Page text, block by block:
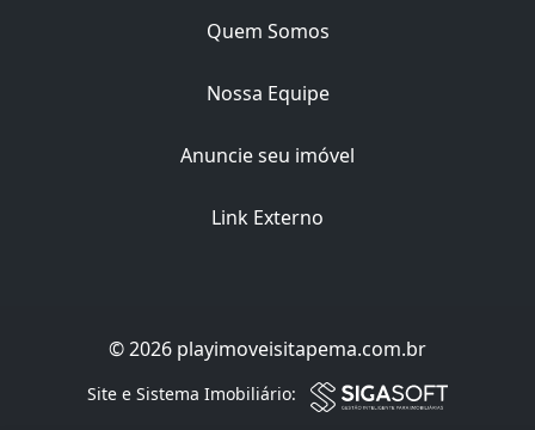
Filtro
Quem Somos
Nossa Equipe
Anuncie seu imóvel
Link Externo
© 2026 playimoveisitapema.com.br
Site e Sistema Imobiliário: